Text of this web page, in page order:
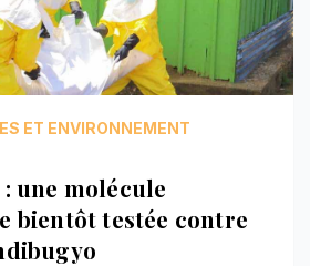
ET ENVIRONNEMENT
: une molécule
bientôt testée contre